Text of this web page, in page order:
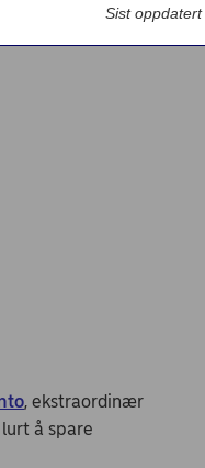
, ekstraordinær
å spare
Sist